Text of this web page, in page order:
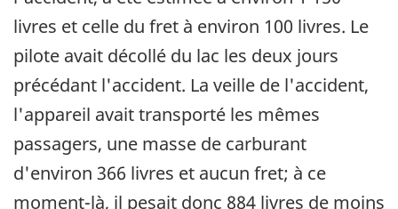
livres et celle du fret à environ 100 livres. Le
pilote avait décollé du lac les deux jours
précédant l'accident. La veille de l'accident,
l'appareil avait transporté les mêmes
passagers, une masse de carburant
d'environ 366 livres et aucun fret; à ce
moment-là, il pesait donc 884 livres de moins